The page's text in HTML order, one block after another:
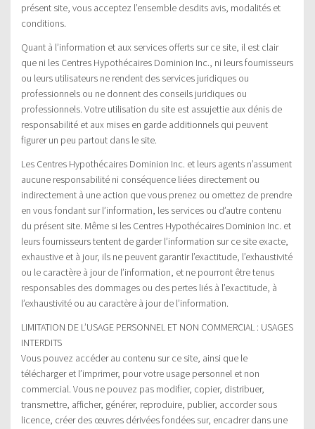
présent site, vous acceptez l’ensemble desdits avis, modalités et
conditions.
Quant à l’information et aux services offerts sur ce site, il est clair
que ni les Centres Hypothécaires Dominion Inc., ni leurs fournisseurs
ou leurs utilisateurs ne rendent des services juridiques ou
professionnels ou ne donnent des conseils juridiques ou
professionnels. Votre utilisation du site est assujettie aux dénis de
responsabilité et aux mises en garde additionnels qui peuvent
figurer un peu partout dans le site.
Les Centres Hypothécaires Dominion Inc. et leurs agents n’assument
aucune responsabilité ni conséquence liées directement ou
indirectement à une action que vous prenez ou omettez de prendre
en vous fondant sur l’information, les services ou d’autre contenu
du présent site. Même si les Centres Hypothécaires Dominion Inc. et
leurs fournisseurs tentent de garder l’information sur ce site exacte,
exhaustive et à jour, ils ne peuvent garantir l’exactitude, l’exhaustivité
ou le caractère à jour de l’information, et ne pourront être tenus
responsables des dommages ou des pertes liés à l’exactitude, à
l’exhaustivité ou au caractère à jour de l’information.
LIMITATION DE L’USAGE PERSONNEL ET NON COMMERCIAL : USAGES
INTERDITS
Vous pouvez accéder au contenu sur ce site, ainsi que le
télécharger et l’imprimer, pour votre usage personnel et non
commercial. Vous ne pouvez pas modifier, copier, distribuer,
transmettre, afficher, générer, reproduire, publier, accorder sous
licence, créer des œuvres dérivées fondées sur, encadrer dans une